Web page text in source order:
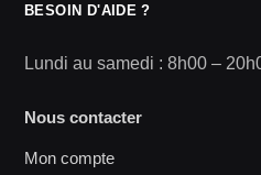
BESOIN D'AIDE ?
Lundi au samedi : 8h00 –
Nous contacter
Mon compte